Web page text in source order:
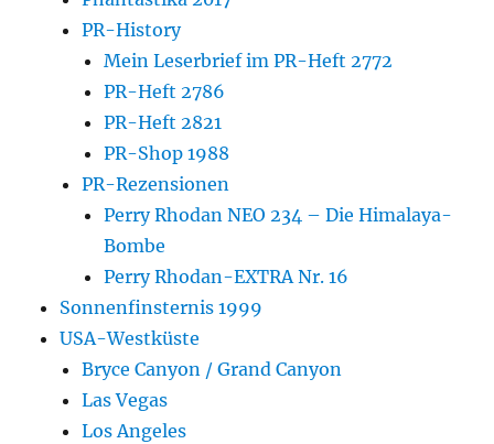
PR-History
Mein Leserbrief im PR-Heft 2772
PR-Heft 2786
PR-Heft 2821
PR-Shop 1988
PR-Rezensionen
Perry Rhodan NEO 234 – Die Himalaya-
Bombe
Perry Rhodan-EXTRA Nr. 16
Sonnenfinsternis 1999
USA-Westküste
Bryce Canyon / Grand Canyon
Las Vegas
Los Angeles